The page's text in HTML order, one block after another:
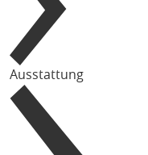
Ausstattung